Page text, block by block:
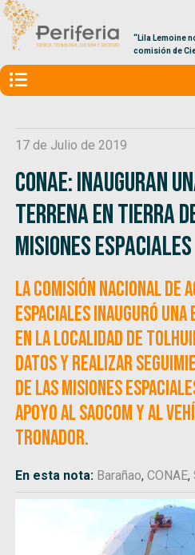
“Lila Lemoine
comisión de
17 de Julio de 2019
CONAE: inauguran
terrena en Tierra
misiones espaciales
La Comisión Nacional de
Espaciales inauguró
en la localidad de
datos y realizar
de las misiones
apoyo al SAOCOM y al
Tronador.
En esta nota: Barañao,CONAE,